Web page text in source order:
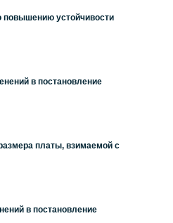
повышению устойчивости
в постановление
платы, взимаемой с
в постановление